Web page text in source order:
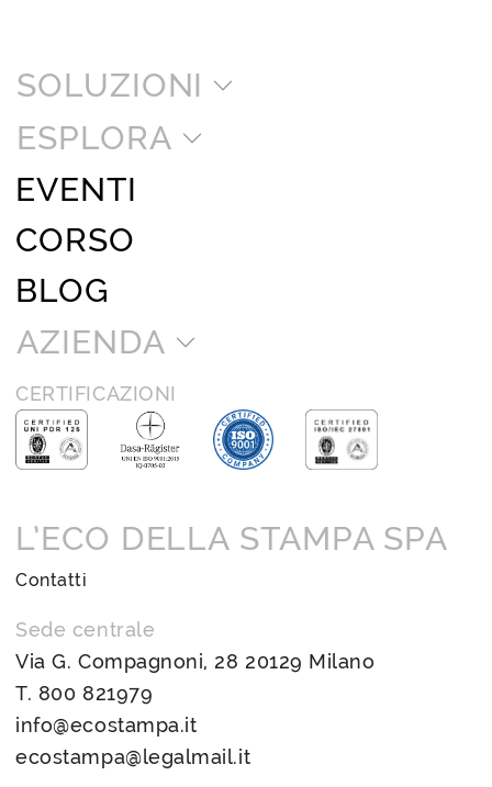
SOLUZIONI
ESPLORA
EVENTI
CORSO
BLOG
AZIENDA
CERTIFICAZIONI
L’ECO DELLA STAMPA SPA
Contatti
Sede centrale
Via G. Compagnoni, 28 20129 Milano
T. 800 821979
info@ecostampa.it
ecostampa@legalmail.it